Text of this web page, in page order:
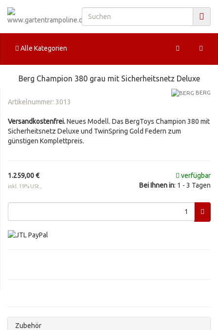
Alle Kategorien
Berg Champion 380 grau mit Sicherheitsnetz Deluxe
BERG
Artikelnummer: 3013
Versandkostenfrei.Neues Modell. Das BergToys Champion 380 mit
Sicherheitsnetz Deluxe und TwinSpring Gold Federn zum
günstigen Komplettpreis.
1.259,00 €
inkl. 19% USt.,
verfügbar
Bei Ihnen in: 1 - 3 Tagen
Zubehör